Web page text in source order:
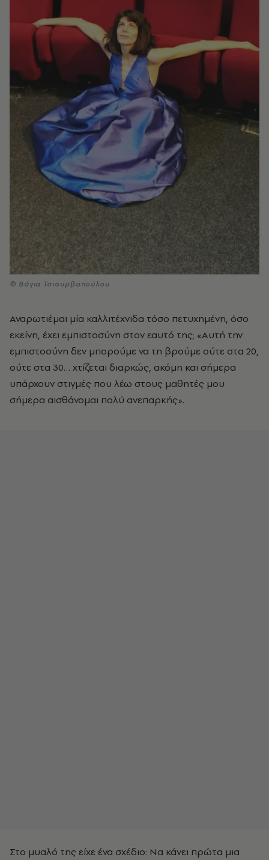
© Βάγια Τσιουρβοπούλου
Αναρωτιέμαι μία καλλιτέχνιδα τόσο πετυχημένη, όσο
εκείνη, έχει εμπιστοσύνη στον εαυτό της; «Αυτή την
εμπιστοσύνη δεν μπορούμε να τη βρούμε ούτε στα 20,
ούτε στα 30… χτίζεται διαρκώς, ακόμη και σήμερα
υπάρχουν στιγμές που λέω στους μαθητές μου
σήμερα αισθάνομαι πολύ ανεπαρκής».
Στο μυαλό της είχε ένα σχέδιο: Να κάνει πρώτα μια